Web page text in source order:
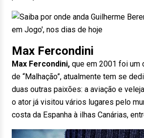
Max Fercondini
Max Fercondini, que em 2001 foi um
de “Malhação”, atualmente tem se
duas outras paixões: a aviação e
o ator já visitou vários lugares pelo
costa da Espanha à ilhas Canárias,